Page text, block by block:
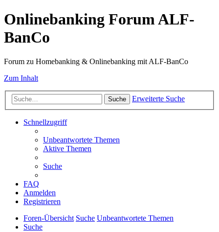
Onlinebanking Forum ALF-
BanCo
Forum zu Homebanking & Onlinebanking mit ALF-BanCo
Zum Inhalt
Suche Erweiterte Suche
Schnellzugriff
Unbeantwortete Themen
Aktive Themen
Suche
FAQ
Anmelden
Registrieren
Foren-Übersicht Suche Unbeantwortete Themen
Suche